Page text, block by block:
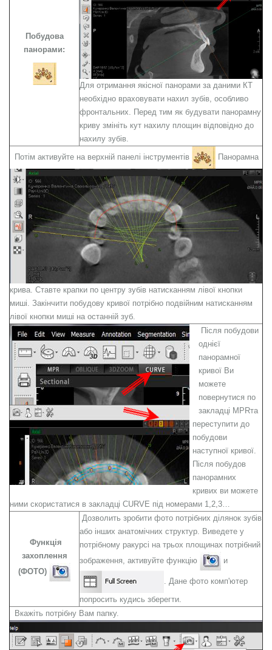
Побудова
панорами:
Для отримання якісної панорами за даними КТ
необхідно враховувати нахил зубів, особливо
фронтальних. Перед тим як будувати панорамну
криву змініть кут нахилу площин відповідно до
нахилу зубів.
Потім активуйте на верхній панелі інструментів Панорамна
крива. Ставте крапки по центру зубів натисканням лівої кнопки
миші. Закінчити побудову кривої потрібно подвійним натисканням
лівої кнопки миші на останній зуб.
Після побудови
однієї
панорамної
кривої Ви
можете
повернутися по
закладці MPRта
переступити до
побудови
наступної кривої.
Після побудов
панорамних
кривих ви можете
ними скористатися в закладці CURVE під номерами 1,2,3…
Функція
захоплення
(ФОТО)
Дозволить зробити фото потрібних ділянок зубів
або інших анатомічних структур. Виведете у
потрібному ракурсі на трьох площинах потрібний
зображення, активуйте функцію
и
. Дане фото комп'ютер
попросить кудись зберегти.
Вкажіть потрібну Вам папку.